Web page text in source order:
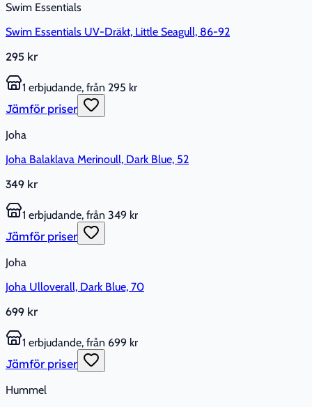
Swim Essentials
Swim Essentials UV-Dräkt, Little Seagull, 86-92
295 kr
1 erbjudande, från 295 kr
Jämför priser
Joha
Joha Balaklava Merinoull, Dark Blue, 52
349 kr
1 erbjudande, från 349 kr
Jämför priser
Joha
Joha Ulloverall, Dark Blue, 70
699 kr
1 erbjudande, från 699 kr
Jämför priser
Hummel